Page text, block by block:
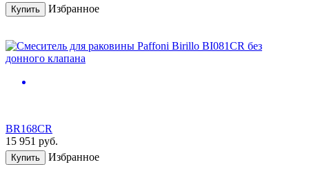
Купить Избранное
BR168CR
15 951 руб.
Купить Избранное